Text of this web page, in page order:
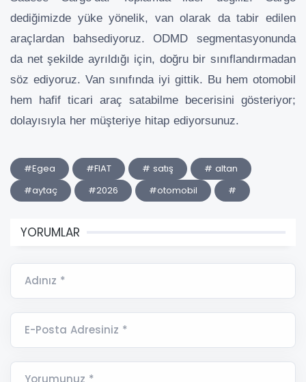
dediğimizde yüke yönelik, van olarak da tabir edilen
araçlardan bahsediyoruz. ODMD segmentasyonunda
da net şekilde ayrıldığı için, doğru bir sınıflandırmadan
söz ediyoruz. Van sınıfında iyi gittik. Bu hem otomobil
hem hafif ticari araç satabilme becerisini gösteriyor;
dolayısıyla her müşteriye hitap ediyorsunuz.
#Egea #FIAT # satış
# altan
#aytaç
#2026 #otomobil #
YORUMLAR
Adınız *
E-Posta Adresiniz *